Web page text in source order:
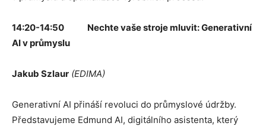
14:20-14:50 Nechte vaše stroje mluvit: Generativní
AI v průmyslu
Jakub Szlaur (EDIMA)
Generativní AI přináší revoluci do průmyslové údržby.
Představujeme Edmund AI, digitálního asistenta, který